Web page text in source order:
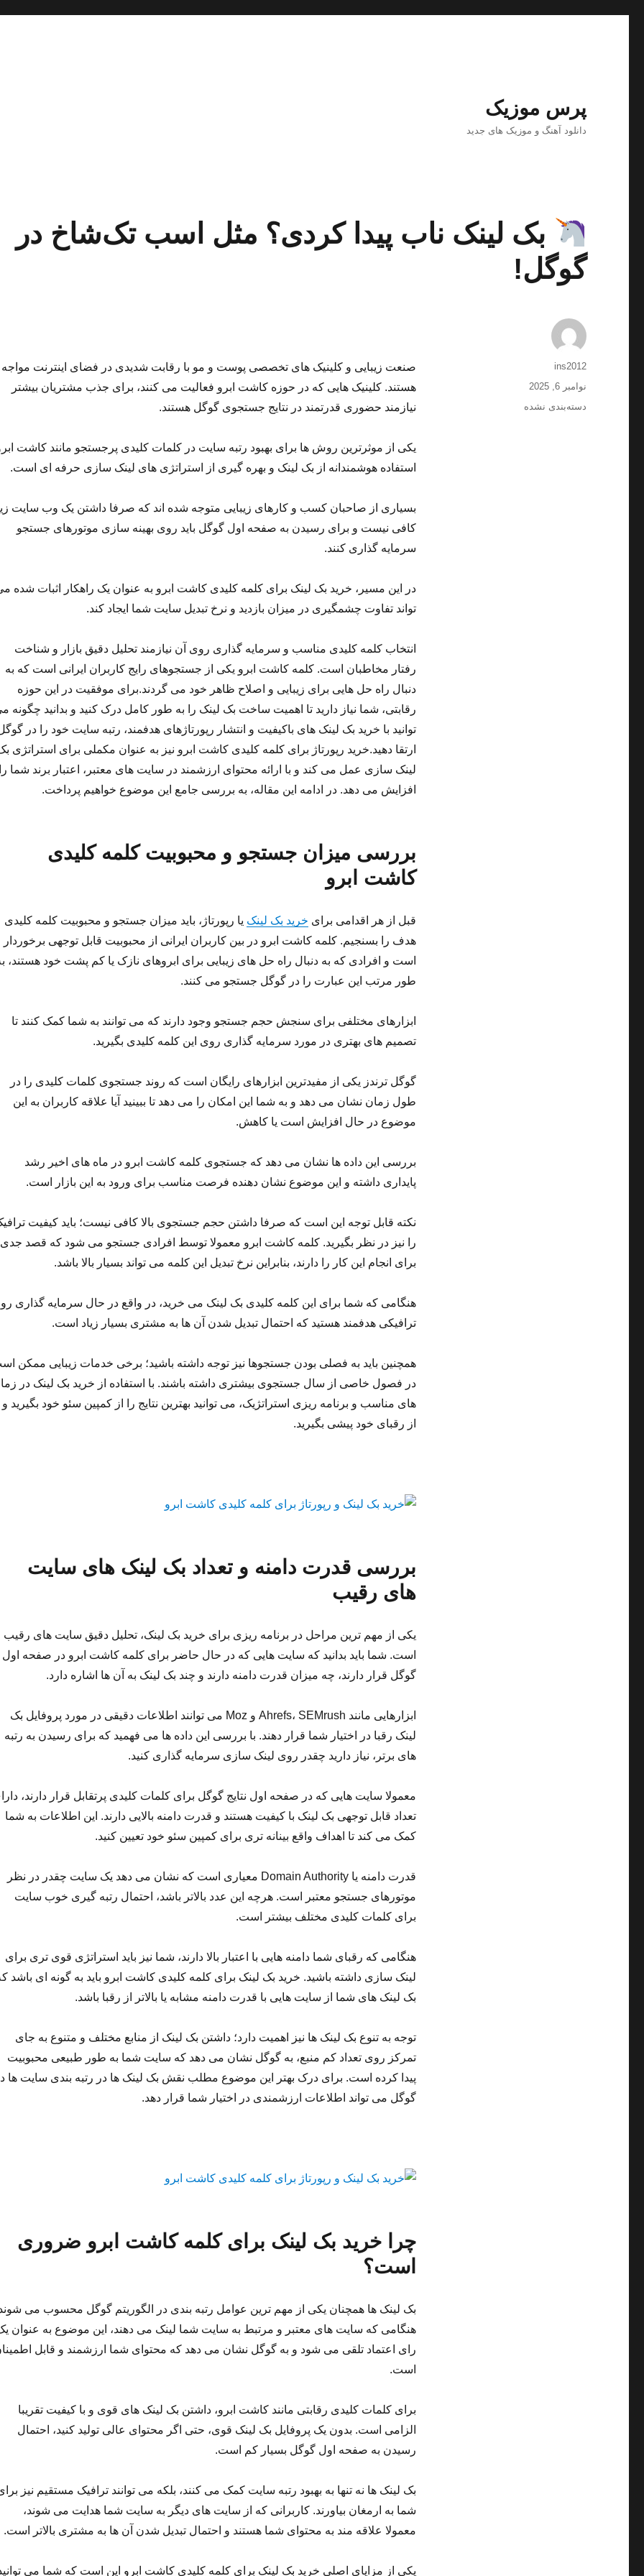
پرس موزیک
دانلود آهنگ و موزیک های جدید
بک لینک ناب پیدا کردی؟ مثل اسب تک‌شاخ در
گوگل!
صنعت زیبایی و کلینیک های تخصصی پوست و مو با رقابت شدیدی در فضای اینترنت مواجه
هستند. کلینیک هایی که در حوزه کاشت ابرو فعالیت می کنند، برای جذب مشتریان بیشتر
نیازمند حضوری قدرتمند در نتایج جستجوی گوگل هستند.
یکی از موثرترین روش ها برای بهبود رتبه سایت در کلمات کلیدی پرجستجو مانند کاشت
استفاده هوشمندانه از بک لینک و بهره گیری از استراتژی های لینک سازی حرفه ای است.
بسیاری از صاحبان کسب و کارهای زیبایی متوجه شده اند که صرفا داشتن یک وب سایت
کافی نیست و برای رسیدن به صفحه اول گوگل باید روی بهینه سازی موتورهای جستجو
سرمایه گذاری کنند.
در این مسیر، خرید بک لینک برای کلمه کلیدی کاشت ابرو به عنوان یک راهکار اثبات شده
تواند تفاوت چشمگیری در میزان بازدید و نرخ تبدیل سایت شما ایجاد کند.
انتخاب کلمه کلیدی مناسب و سرمایه گذاری روی آن نیازمند تحلیل دقیق بازار و شناخت
رفتار مخاطبان است. کلمه کاشت ابرو یکی از جستجوهای رایج کاربران ایرانی است که به
دنبال راه حل هایی برای زیبایی و اصلاح ظاهر خود می گردند.برای موفقیت در این حوزه
رقابتی، شما نیاز دارید تا اهمیت ساخت بک لینک را به طور کامل درک کنید و بدانید چگونه
توانید با خرید بک لینک های باکیفیت و انتشار رپورتاژهای هدفمند، رتبه سایت خود را در
ارتقا دهید.خرید رپورتاژ برای کلمه کلیدی کاشت ابرو نیز به عنوان مکملی برای استراتژی
لینک سازی عمل می کند و با ارائه محتوای ارزشمند در سایت های معتبر، اعتبار برند شما
افزایش می دهد. در ادامه این مقاله، به بررسی جامع این موضوع خواهیم پرداخت.
بررسی میزان جستجو و محبوبیت کلمه کلیدی
کاشت ابرو
قبل از هر اقدامی برای خرید بک لینک یا رپورتاژ، باید میزان جستجو و محبوبیت کلمه کلیدی
هدف را بسنجیم. کلمه کاشت ابرو در بین کاربران ایرانی از محبوبیت قابل توجهی برخوردار
است و افرادی که به دنبال راه حل های زیبایی برای ابروهای نازک یا کم پشت خود هستند،
طور مرتب این عبارت را در گوگل جستجو می کنند.
ابزارهای مختلفی برای سنجش حجم جستجو وجود دارند که می توانند به شما کمک کنند تا
تصمیم های بهتری در مورد سرمایه گذاری روی این کلمه کلیدی بگیرید.
گوگل ترندز یکی از مفیدترین ابزارهای رایگان است که روند جستجوی کلمات کلیدی را در
طول زمان نشان می دهد و به شما این امکان را می دهد تا ببینید آیا علاقه کاربران به این
موضوع در حال افزایش است یا کاهش.
بررسی این داده ها نشان می دهد که جستجوی کلمه کاشت ابرو در ماه های اخیر رشد
پایداری داشته و این موضوع نشان دهنده فرصت مناسب برای ورود به این بازار است.
نکته قابل توجه این است که صرفا داشتن حجم جستجوی بالا کافی نیست؛ باید کیفیت
را نیز در نظر بگیرید. کلمه کاشت ابرو معمولا توسط افرادی جستجو می شود که قصد جدی
برای انجام این کار را دارند، بنابراین نرخ تبدیل این کلمه می تواند بسیار بالا باشد.
هنگامی که شما برای این کلمه کلیدی بک لینک می خرید، در واقع در حال سرمایه گذاری
ترافیکی هدفمند هستید که احتمال تبدیل شدن آن ها به مشتری بسیار زیاد است.
همچنین باید به فصلی بودن جستجوها نیز توجه داشته باشید؛ برخی خدمات زیبایی ممکن
در فصول خاصی از سال جستجوی بیشتری داشته باشند. با استفاده از خرید بک لینک در
های مناسب و برنامه ریزی استراتژیک، می توانید بهترین نتایج را از کمپین سئو خود بگیرید و
از رقبای خود پیشی بگیرید.
بررسی قدرت دامنه و تعداد بک لینک های سایت
های رقیب
یکی از مهم ترین مراحل در برنامه ریزی برای خرید بک لینک، تحلیل دقیق سایت های رقیب
است. شما باید بدانید که سایت هایی که در حال حاضر برای کلمه کاشت ابرو در صفحه اول
گوگل قرار دارند، چه میزان قدرت دامنه دارند و چند بک لینک به آن ها اشاره دارد.
ابزارهایی مانند Ahrefs، SEMrush و Moz می توانند اطلاعات دقیقی در مورد پروفایل بک
لینک رقبا در اختیار شما قرار دهند. با بررسی این داده ها می فهمید که برای رسیدن به رتبه
های برتر، نیاز دارید چقدر روی لینک سازی سرمایه گذاری کنید.
معمولا سایت هایی که در صفحه اول نتایج گوگل برای کلمات کلیدی پرتقابل قرار دارند،
تعداد قابل توجهی بک لینک با کیفیت هستند و قدرت دامنه بالایی دارند. این اطلاعات به شما
کمک می کند تا اهداف واقع بینانه تری برای کمپین سئو خود تعیین کنید.
قدرت دامنه یا Domain Authority معیاری است که نشان می دهد یک سایت چقدر در نظر
موتورهای جستجو معتبر است. هرچه این عدد بالاتر باشد، احتمال رتبه گیری خوب سایت
برای کلمات کلیدی مختلف بیشتر است.
هنگامی که رقبای شما دامنه هایی با اعتبار بالا دارند، شما نیز باید استراتژی قوی تری برای
لینک سازی داشته باشید. خرید بک لینک برای کلمه کلیدی کاشت ابرو باید به گونه ای باشد
بک لینک های شما از سایت هایی با قدرت دامنه مشابه یا بالاتر از رقبا باشد.
توجه به تنوع بک لینک ها نیز اهمیت دارد؛ داشتن بک لینک از منابع مختلف و متنوع به جای
تمرکز روی تعداد کم منبع، به گوگل نشان می دهد که سایت شما به طور طبیعی محبوبیت
پیدا کرده است. برای درک بهتر این موضوع مطلب نقش بک لینک ها در رتبه بندی سایت ها
گوگل می تواند اطلاعات ارزشمندی در اختیار شما قرار دهد.
چرا خرید بک لینک برای کلمه کاشت ابرو ضروری
است؟
بک لینک ها همچنان یکی از مهم ترین عوامل رتبه بندی در الگوریتم گوگل محسوب می
هنگامی که سایت های معتبر و مرتبط به سایت شما لینک می دهند، این موضوع به عنوان
رای اعتماد تلقی می شود و به گوگل نشان می دهد که محتوای شما ارزشمند و قابل
است.
برای کلمات کلیدی رقابتی مانند کاشت ابرو، داشتن بک لینک های قوی و با کیفیت تقریبا
الزامی است. بدون یک پروفایل بک لینک قوی، حتی اگر محتوای عالی تولید کنید، احتمال
رسیدن به صفحه اول گوگل بسیار کم است.
بک لینک ها نه تنها به بهبود رتبه سایت کمک می کنند، بلکه می توانند ترافیک مستقیم نیز
شما به ارمغان بیاورند. کاربرانی که از سایت های دیگر به سایت شما هدایت می شوند،
معمولا علاقه مند به محتوای شما هستند و احتمال تبدیل شدن آن ها به مشتری بالاتر است.
یکی از مزایای اصلی خرید بک لینک برای کلمه کلیدی کاشت ابرو این است که شما می
نویسنده
ins2012
ارسال
نوامبر 6, 2025
دسته‌ها
دسته‌بندی نشده